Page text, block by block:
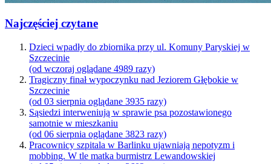
Najczęściej czytane
Dzieci wpadły do zbiornika przy ul. Komuny Paryskiej w
Szczecinie
(od wczoraj oglądane 4989 razy)
Tragiczny finał wypoczynku nad Jeziorem Głębokie w
Szczecinie
(od 03 sierpnia oglądane 3935 razy)
Sąsiedzi interweniują w sprawie psa pozostawionego
samotnie w mieszkaniu
(od 06 sierpnia oglądane 3823 razy)
Pracownicy szpitala w Barlinku ujawniają nepotyzm i
mobbing. W tle matka burmistrz Lewandowskiej